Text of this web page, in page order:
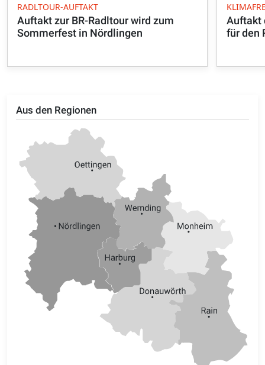
Aus den Regionen
RADLTOUR-AUFTAKT
Auftakt zur BR-Radltour wird zum
Sommerfest in Nördlingen
Auftakt
für den